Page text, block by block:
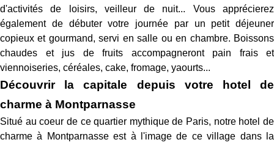
d'activités de loisirs, veilleur de nuit... Vous apprécierez
également de débuter votre journée par un petit déjeuner
copieux et gourmand, servi en salle ou en chambre. Boissons
chaudes et jus de fruits accompagneront pain frais et
viennoiseries, céréales, cake, fromage, yaourts...
Découvrir la capitale depuis votre hotel de
charme à Montparnasse
Situé au coeur de ce quartier mythique de Paris, notre hotel de
charme à Montparnasse est à l'image de ce village dans la